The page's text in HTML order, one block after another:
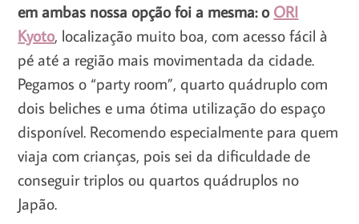
em ambas nossa opção foi a mesma: oORI
Kyoto, localização muito boa, com acesso fácil à
pé até a região mais movimentada da cidade.
Pegamos o “party room”, quarto quádruplo com
dois beliches e uma ótima utilização do espaço
disponível. Recomendo especialmente para quem
viaja com crianças, pois sei da dificuldade de
conseguir triplos ou quartos quádruplos no
Japão.